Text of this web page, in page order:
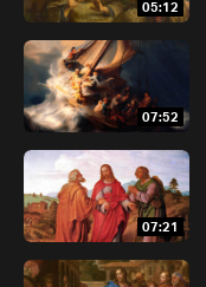
05:12
07:52
07:21